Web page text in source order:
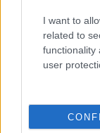
I want to
related to
functionality
user